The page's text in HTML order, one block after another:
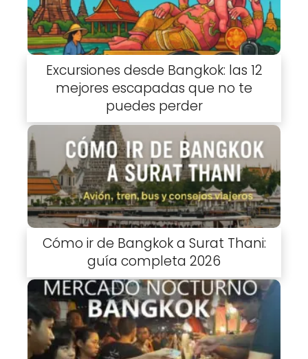
Excursiones desde Bangkok: las 12
mejores escapadas que no te
puedes perder
Cómo ir de Bangkok a Surat Thani:
guía completa 2026